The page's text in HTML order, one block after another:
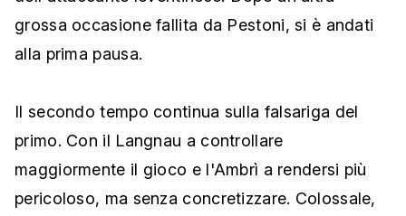
grossa occasione fallita da Pestoni, si è andati
alla prima pausa.
Il secondo tempo continua sulla falsariga del
primo. Con il Langnau a controllare
maggiormente il gioco e l'Ambrì a rendersi più
pericoloso, ma senza concretizzare. Colossale,